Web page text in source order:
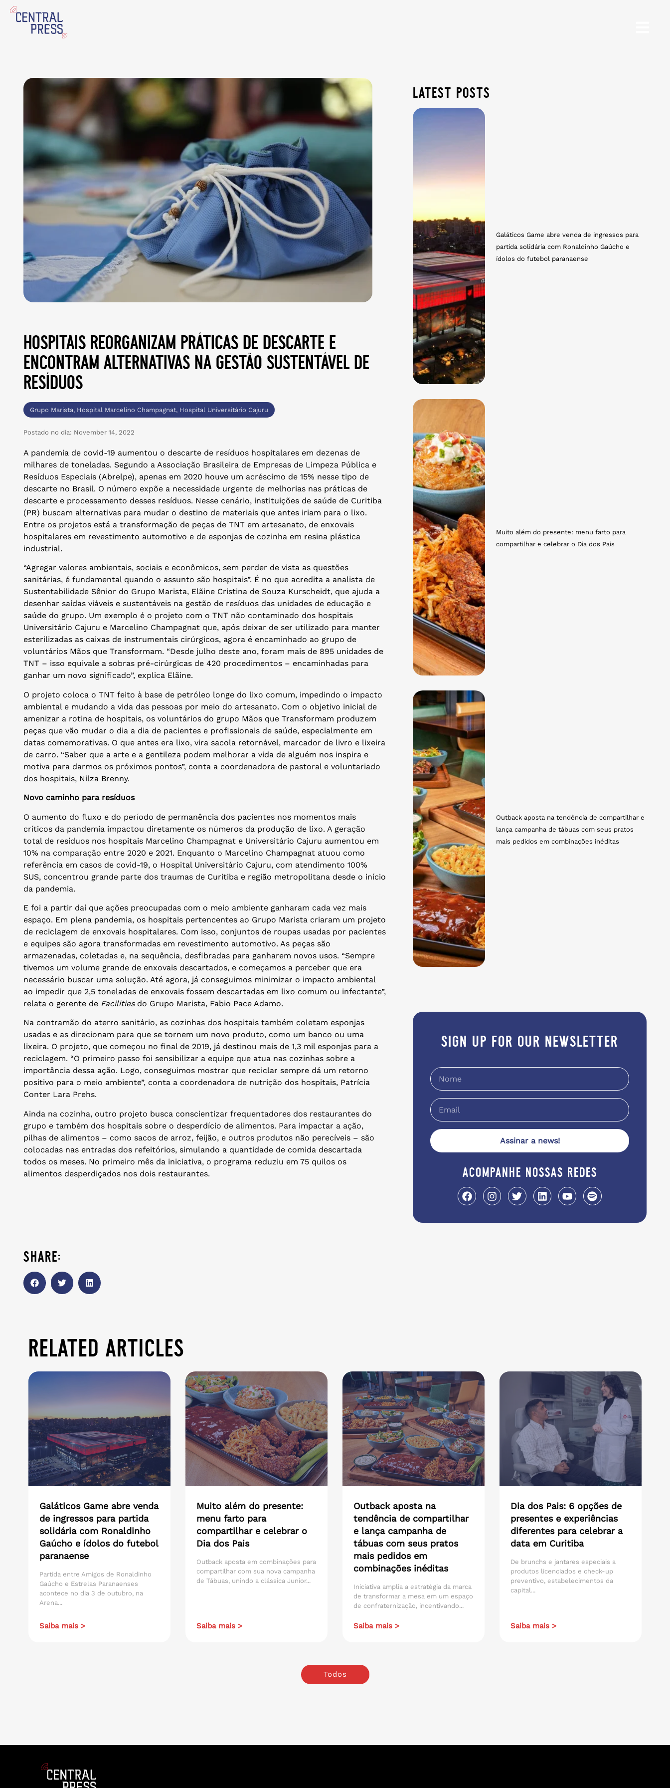
hospitais reorganizam práticas de descarte e
encontram alternativas na gestão sustentável de
resíduos
Grupo Marista, Hospital Marcelino Champagnat, Hospital Universitário Cajuru
Postado no dia: November 14, 2022
A pandemia de covid-19 aumentou o descarte de resíduos hospitalares em dezenas de
milhares de toneladas. Segundo a Associação Brasileira de Empresas de Limpeza Pública e
Resíduos Especiais (Abrelpe), apenas em 2020 houve um acréscimo de 15% nesse tipo de
descarte no Brasil. O número expõe a necessidade urgente de melhorias nas práticas de
descarte e processamento desses resíduos. Nesse cenário, instituições de saúde de Curitiba
(PR) buscam alternativas para mudar o destino de materiais que antes iriam para o lixo.
Entre os projetos está a transformação de peças de TNT em artesanato, de enxovais
hospitalares em revestimento automotivo e de esponjas de cozinha em resina plástica
industrial.
“Agregar valores ambientais, sociais e econômicos, sem perder de vista as questões
sanitárias, é fundamental quando o assunto são hospitais”. É no que acredita a analista de
Sustentabilidade Sênior do Grupo Marista, Elãine Cristina de Souza Kurscheidt, que ajuda a
desenhar saídas viáveis e sustentáveis na gestão de resíduos das unidades de educação e
saúde do grupo. Um exemplo é o projeto com o TNT não contaminado dos hospitais
Universitário Cajuru e Marcelino Champagnat que, após deixar de ser utilizado para manter
esterilizadas as caixas de instrumentais cirúrgicos, agora é encaminhado ao grupo de
voluntários Mãos que Transformam. “Desde julho deste ano, foram mais de 895 unidades de
TNT – isso equivale a sobras pré-cirúrgicas de 420 procedimentos – encaminhadas para
ganhar um novo significado”, explica Elãine.
O projeto coloca o TNT feito à base de petróleo longe do lixo comum, impedindo o impacto
ambiental e mudando a vida das pessoas por meio do artesanato. Com o objetivo inicial de
amenizar a rotina de hospitais, os voluntários do grupo Mãos que Transformam produzem
peças que vão mudar o dia a dia de pacientes e profissionais de saúde, especialmente em
datas comemorativas. O que antes era lixo, vira sacola retornável, marcador de livro e lixeira
de carro. “Saber que a arte e a gentileza podem melhorar a vida de alguém nos inspira e
motiva para darmos os próximos pontos”, conta a coordenadora de pastoral e voluntariado
dos hospitais, Nilza Brenny.
Novo caminho para resíduos
O aumento do fluxo e do período de permanência dos pacientes nos momentos mais
críticos da pandemia impactou diretamente os números da produção de lixo. A geração
total de resíduos nos hospitais Marcelino Champagnat e Universitário Cajuru aumentou em
10% na comparação entre 2020 e 2021. Enquanto o Marcelino Champagnat atuou como
referência em casos de covid-19, o Hospital Universitário Cajuru, com atendimento 100%
SUS, concentrou grande parte dos traumas de Curitiba e região metropolitana desde o início
da pandemia.
E foi a partir daí que ações preocupadas com o meio ambiente ganharam cada vez mais
espaço. Em plena pandemia, os hospitais pertencentes ao Grupo Marista criaram um projeto
de reciclagem de enxovais hospitalares. Com isso, conjuntos de roupas usadas por pacientes
e equipes são agora transformadas em revestimento automotivo. As peças são
armazenadas, coletadas e, na sequência, desfibradas para ganharem novos usos. “Sempre
tivemos um volume grande de enxovais descartados, e começamos a perceber que era
necessário buscar uma solução. Até agora, já conseguimos minimizar o impacto ambiental
ao impedir que 2,5 toneladas de enxovais fossem descartadas em lixo comum ou infectante”,
relata o gerente de Facilitiesdo Grupo Marista, Fabio Pace Adamo.
Na contramão do aterro sanitário, as cozinhas dos hospitais também coletam esponjas
usadas e as direcionam para que se tornem um novo produto, como um banco ou uma
lixeira. O projeto, que começou no final de 2019, já destinou mais de 1,3 mil esponjas para a
reciclagem. “O primeiro passo foi sensibilizar a equipe que atua nas cozinhas sobre a
importância dessa ação. Logo, conseguimos mostrar que reciclar sempre dá um retorno
positivo para o meio ambiente”, conta a coordenadora de nutrição dos hospitais, Patrícia
Conter Lara Prehs.
Ainda na cozinha, outro projeto busca conscientizar frequentadores dos restaurantes do
grupo e também dos hospitais sobre o desperdício de alimentos. Para impactar a ação,
pilhas de alimentos – como sacos de arroz, feijão, e outros produtos não perecíveis – são
colocadas nas entradas dos refeitórios, simulando a quantidade de comida descartada
todos os meses. No primeiro mês da iniciativa, o programa reduziu em 75 quilos os
alimentos desperdiçados nos dois restaurantes.
share:
latest posts
Galáticos Game abre venda de ingressos para
partida solidária com Ronaldinho Gaúcho e
ídolos do futebol paranaense
Muito além do presente: menu farto para
compartilhar e celebrar o Dia dos Pais
Outback aposta na tendência de compartilhar e
lança campanha de tábuas com seus pratos
mais pedidos em combinações inéditas
sign up for our newsletter
Assinar a news!
acompanhe nossas redes
related articles
Galáticos Game abre venda
de ingressos para partida
solidária com Ronaldinho
Gaúcho e ídolos do futebol
paranaense
Partida entre Amigos de Ronaldinho
Gaúcho e Estrelas Paranaenses
acontece no dia 3 de outubro, na
Arena...
Saiba mais >
Muito além do presente:
menu farto para
compartilhar e celebrar o
Dia dos Pais
Outback aposta em combinações para
compartilhar com sua nova campanha
de Tábuas, unindo a clássica Junior...
Saiba mais >
Outback aposta na
tendência de compartilhar
e lança campanha de
tábuas com seus pratos
mais pedidos em
combinações inéditas
Iniciativa amplia a estratégia da marca
de transformar a mesa em um espaço
de confraternização, incentivando...
Saiba mais >
Dia dos Pais: 6 opções de
presentes e experiências
diferentes para celebrar a
data em Curitiba
De brunchs e jantares especiais a
produtos licenciados e check-up
preventivo, estabelecimentos da
capital...
Saiba mais >
Todos